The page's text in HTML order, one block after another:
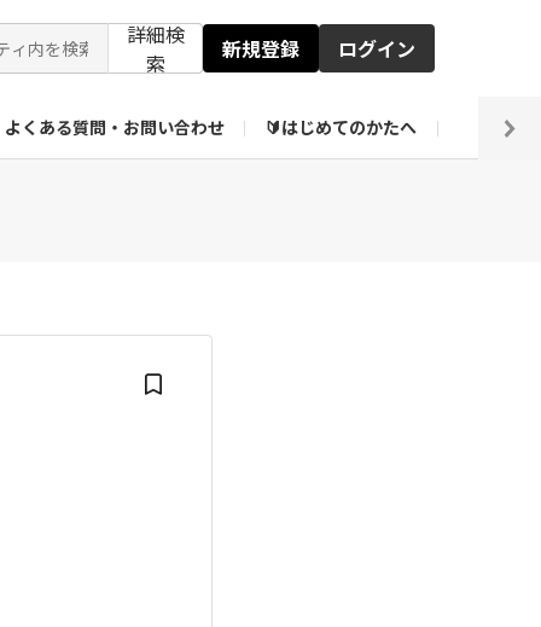
詳細検
索
新規登録 ログイン
よくある質問・お問い合わせ 🔰はじめてのかたへ 編集